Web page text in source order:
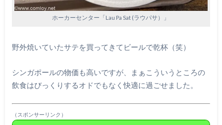
ホーカーセンター「Lau Pa Sat (ラウパサ）」
野外焼いていたサテを買ってきてビールで乾杯（笑）
シンガポールの物価も高いですが、まぁこういうところの
飲食はびっくりするオドでもなく快適に過ごせました。
（スポンサーリンク）